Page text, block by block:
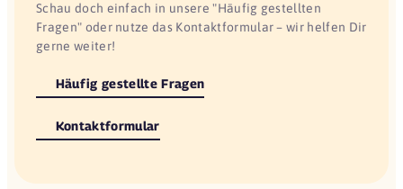
Schau doch einfach in unsere "Häufig gestellten
Fragen" oder nutze das Kontaktformular – wir helfen Dir
gerne weiter!
Häufig gestellte Fragen
Kontaktformular